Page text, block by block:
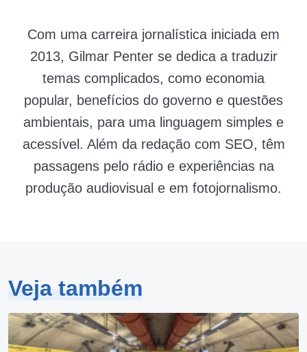
Com uma carreira jornalística iniciada em
2013, Gilmar Penter se dedica a traduzir
temas complicados, como economia
popular, benefícios do governo e questões
ambientais, para uma linguagem simples e
acessível. Além da redação com SEO, têm
passagens pelo rádio e experiências na
produção audiovisual e em fotojornalismo.
Veja também